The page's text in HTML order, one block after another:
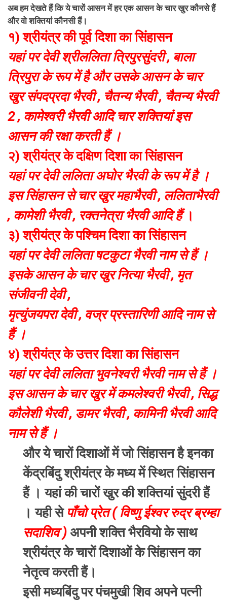
अब हम देखते हैं कि ये चारों आसन में हर एक आसन के चार खुर कौनसे हैं
और वो शक्तियां कौनसी हैं।
१) श्रीयंत्र की पूर्व दिशा का सिंहासन
यहां पर देवी श्रीललिता त्रिपुरसुंदरी , बाला
त्रिपुरा के रूप में है और उसके आसन के चार
खुर संपदप्रदा भैरवी , चैतन्य भैरवी , चैतन्य भैरवी
2 , कामेश्वरी भैरवी आदि चार शक्तियां इस
आसन की रक्षा करती हैं ।
२) श्रीयंत्र के दक्षिण दिशा का सिंहासन
यहां पर देवी ललिता अघोर भैरवी के रूप में है ।
इस सिंहासन से चार खुर महाभैरवी , ललिताभैरवी
, कामेशी भैरवी , रक्तनेत्रा भैरवी आदि हैं।
३) श्रीयंत्र के पश्चिम दिशा का सिंहासन
यहां पर देवी ललिता षटकुटा भैरवी नाम से हैं ।
इसके आसन के चार खुर नित्या भैरवी , मृत
संजीवनी देवी ,
मृत्युंजयपरा देवी , वज्र प्रस्तारिणी आदि नाम से
हैं ।
४) श्रीयंत्र के उत्तर दिशा का सिंहासन
यहां पर देवी ललिता भुवनेश्वरी भैरवी नाम से हैं ।
इस आसन के चार खुर में कमलेश्वरी भैरवी , सिद्ध
कौलेशी भैरवी , डामर भैरवी , कामिनी भैरवी आदि
नाम से हैं ।
और ये चारों दिशाओं में जो सिंहासन है इनका
केंद्रबिंदु श्रीयंत्र के मध्य में स्थित सिंहासन
हैं । यहां की चारों खुर की शक्तियां सुंदरी हैं
। यही से पाँचो प्रेत ( विष्णु ईश्वर रुद्र ब्रम्हा
सदाशिव ) अपनी शक्ति भैरवियो के साथ
श्रीयंत्र के चारों दिशाओं के सिंहासन का
नेतृत्व करती हैं।
इसी मध्यबिंदु पर पंचमुखी शिव अपने पत्नी